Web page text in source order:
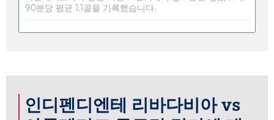
90분당 평균 1.1골을 기록했습니다.
인디펜디엔테 리바다비아 vs